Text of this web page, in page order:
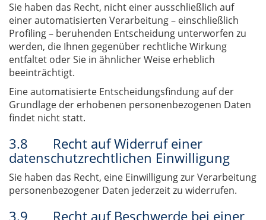
Sie haben das Recht, nicht einer ausschließlich auf
einer automatisierten Verarbeitung – einschließlich
Profiling – beruhenden Entscheidung unterworfen zu
werden, die Ihnen gegenüber rechtliche Wirkung
entfaltet oder Sie in ähnlicher Weise erheblich
beeinträchtigt.
Eine automatisierte Entscheidungsfindung auf der
Grundlage der erhobenen personenbezogenen Daten
findet nicht statt.
3.8 Recht auf Widerruf einer
datenschutzrechtlichen Einwilligung
Sie haben das Recht, eine Einwilligung zur Verarbeitung
personenbezogener Daten jederzeit zu widerrufen.
3.9 Recht auf Beschwerde bei einer